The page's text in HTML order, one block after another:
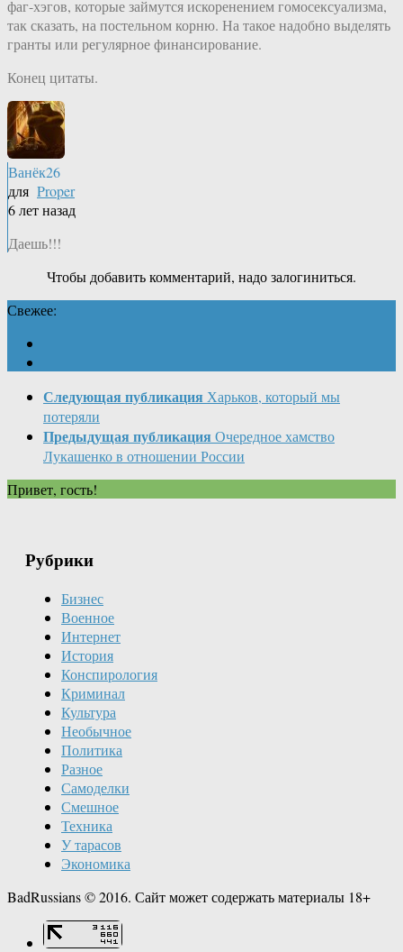
фаг-хэгов, которые займутся искоренением гомосексуализма,
так сказать, на постельном корню. На такое надобно выделять
гранты или регулярное финансирование.
Конец цитаты.
Ванёк26
для Proper
6 лет назад
Даешь!!!
Чтобы добавить комментарий, надо залогиниться.
Свежее:
Следующая публикация Харьков, который мы
потеряли
Предыдущая публикация Очередное хамство
Лукашенко в отношении России
Привет, гость!
Рубрики
Бизнес
Военное
Интернет
История
Конспирология
Криминал
Культура
Необычное
Политика
Разное
Самоделки
Смешное
Техника
У тарасов
Экономика
BadRussians © 2016. Сайт может содержать материалы 18+